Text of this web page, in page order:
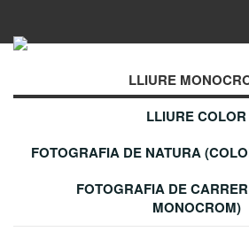
MONOCROMLLIURE
LLIURE COLOR
FOTOGRAFIA DE NATURA
FOTOGRAFIA DE
MONOCROM)